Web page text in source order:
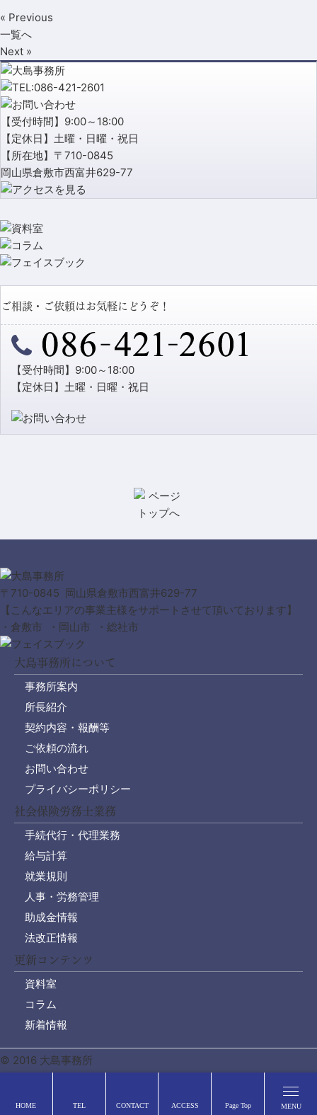
HOME TEL CONTACT ACCESS Page Top MENU
« Previous
一覧へ
Next »
【受付時間】9:00～18:00
【定休日】土曜・日曜・祝日
【所在地】〒710-0845
岡山県倉敷市西富井629-77
ご相談・ご依頼はお気軽にどうぞ！
【受付時間】9:00～18:00
【定休日】土曜・日曜・祝日
〒710-0845 岡山県倉敷市西富井629-77
【こんなエリアの事業主様をサポートさせて頂いております】
・倉敷市 ・岡山市 ・総社市
大島事務所について
事務所案内
所長紹介
契約内容・報酬等
ご依頼の流れ
お問い合わせ
プライバシーポリシー
社会保険労務士業務
手続代行・代理業務
給与計算
就業規則
人事・労務管理
助成金情報
法改正情報
更新コンテンツ
資料室
コラム
新着情報
© 2016 大島事務所